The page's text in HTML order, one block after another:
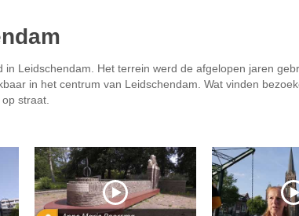
Leidschendam. Het terrein werd de afgelopen jaren
in het centrum van Leidschendam. Wat vinden
straat.